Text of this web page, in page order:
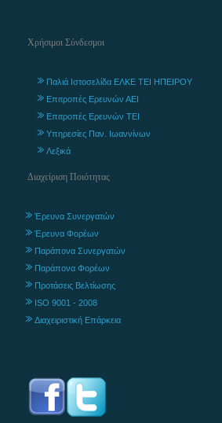
Χρήσιμοι Σύνδεσμοι
Παλιά Ιστοσελίδα ΕΛΚΕ ΤΕΙ ΗΠΕΙΡΟΥ
Επιτροπές Ερευνών ΑΕΙ
Επιτροπές Ερευνών ΤΕΙ
Υπηρεσίες Παν. Ιωαννίνων
Λεξικά
Διαχείριση Ποιότητας
Έρευνα Συνεργατών
Έρευνα Φορέων
Παράπονα Συνεργατών
Παράπονα Φορέων
Προτάσεις Βελτίωσης
ISO 9001 - 2008
Διαχειριστική Επάρκεια